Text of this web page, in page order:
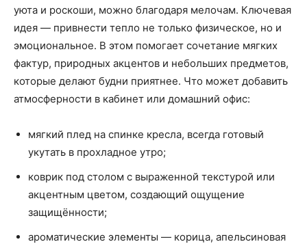
уюта и роскоши, можно благодаря мелочам. Ключевая
идея — привнести тепло не только физическое, но и
эмоциональное. В этом помогает сочетание мягких
фактур, природных акцентов и небольших предметов,
которые делают будни приятнее. Что может добавить
атмосферности в кабинет или домашний офис:
мягкий плед на спинке кресла, всегда готовый
укутать в прохладное утро;
коврик под столом с выраженной текстурой или
акцентным цветом, создающий ощущение
защищённости;
ароматические элементы — корица, апельсиновая